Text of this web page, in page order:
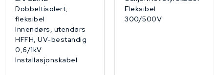
Dobbeltisolert,
fleksibel
Innendørs, utendørs
HFFH, UV-bestandig
0,6/1kV
Installasjonskabel
Fleksibel
300/500V